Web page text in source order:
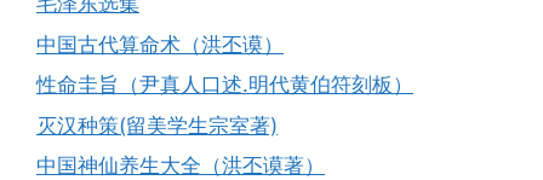
中国古代算命术（洪丕谟）
性命圭旨（尹真人口述.明代黄伯符刻板）
灭汉种策(留美学生宗室著)
中国神仙养生大全（洪丕谟著）